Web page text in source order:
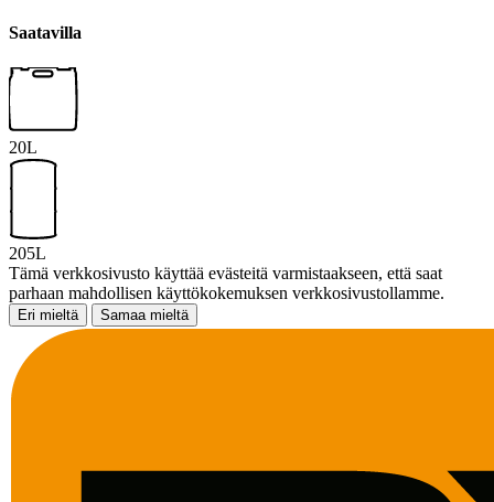
Saatavilla
20L
205L
Tämä verkkosivusto käyttää evästeitä varmistaakseen, että saat
parhaan mahdollisen käyttökokemuksen verkkosivustollamme.
Eri mieltä Samaa mieltä